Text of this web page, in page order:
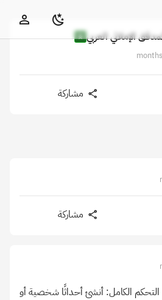
الإملائي العربي
مشاركة
مشاركة
مدار الإصدار 1.0 ️ - التحكم الكامل: أنشئ أحداثًا شخصية أو